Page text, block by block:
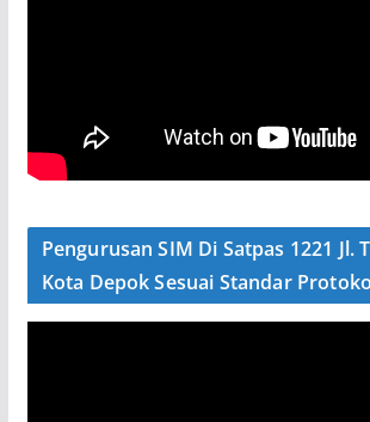
Pengurusan SIM Di Satpas 1221 Jl.
Kota Depok Sesuai Standar